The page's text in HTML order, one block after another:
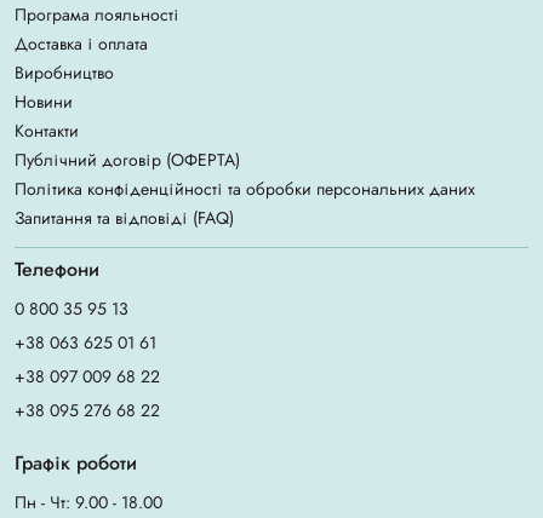
Програма лояльності
Доставка і оплата
Виробництво
Новини
Контакти
Публічний договір (ОФЕРТА)
Політика конфіденційності та обробки персональних даних
Запитання та відповіді (FAQ)
Телефони
0 800 35 95 13
+38 063 625 01 61
+38 097 009 68 22
+38 095 276 68 22
Графік роботи
Пн - Чт: 9.00 - 18.00